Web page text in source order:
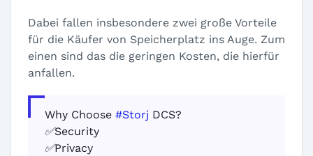
Dabei fallen insbesondere zwei große Vorteile
für die Käufer von Speicherplatz ins Auge. Zum
einen sind das die geringen Kosten, die hierfür
anfallen.
Why Choose #Storj DCS?
✅Security
✅Privacy